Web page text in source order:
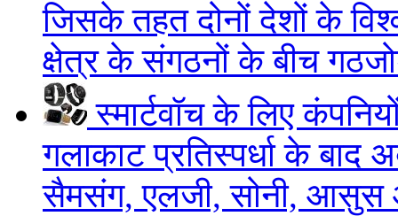
जिसके तहत दोनों देशों के
क्षेत्र के संगठनों के बीच
स्मार्टवॉच के लिए
गलाकाट प्रतिस्पर्धा के बाद
सैमसंग, एलजी, सोनी, आसुस